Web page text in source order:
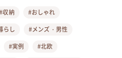
収納
#おしゃれ
らし
#メンズ・男性
#実例
#北欧